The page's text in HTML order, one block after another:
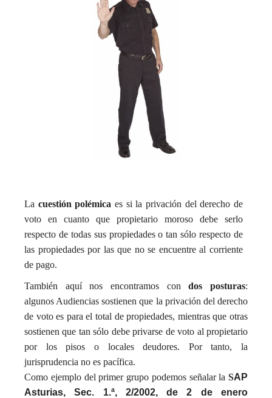
La cuestión polémica es si la privación del derecho de
voto en cuanto que propietario moroso debe serlo
respecto de todas sus propiedades o tan sólo respecto de
las propiedades por las que no se encuentre al corriente
de pago.
También aquí nos encontramos condos posturas:
algunos Audiencias sostienen que la privación del derecho
de voto es para el total de propiedades, mientras que otras
sostienen que tan sólo debe privarse de voto al propietario
por los pisos o locales deudores. Por tanto, la
jurisprudencia no es pacífica.
Como ejemplo del primer grupo podemos señalar la SAP
Asturias, Sec. 1.ª, 2/2002, de 2 de enero